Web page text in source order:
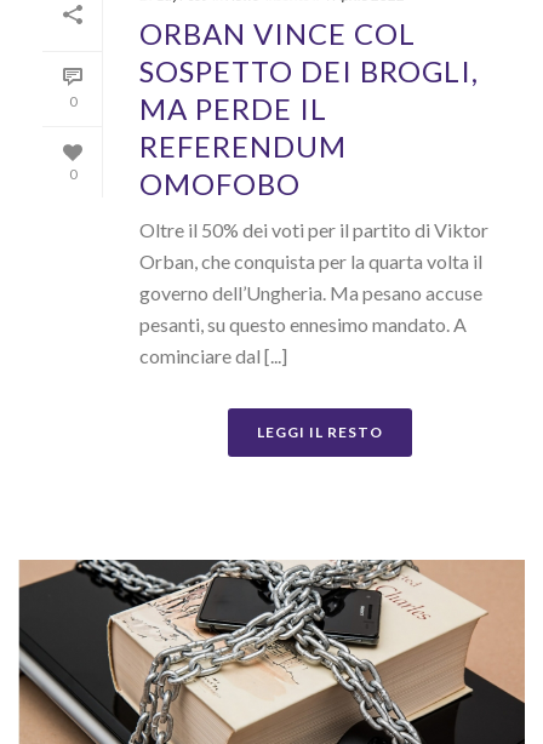
0
0
ORBAN VINCE COL
SOSPETTO DEI BROGLI,
MA PERDE IL
REFERENDUM
OMOFOBO
Oltre il 50% dei voti per il partito di Viktor
Orban, che conquista per la quarta volta il
governo dell’Ungheria. Ma pesano accuse
pesanti, su questo ennesimo mandato. A
cominciare dal [...]
LEGGI IL RESTO